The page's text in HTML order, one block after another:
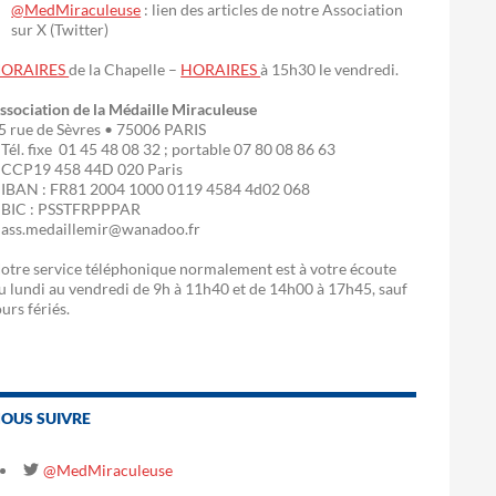
@MedMiraculeuse : lien des articles de notre Association
sur X (Twitter)
de la Chapelle – HORAIRESà 15h30 le vendredi.
de la Médaille Miraculeuse
rue de Sèvres • 75006 PARIS
fixe 01 45 48 08 32 ; portable 07 80 08 86 63
458 44D 020 Paris
: FR81 2004 1000 0119 4584 4d02 068
: PSSTFRPPPAR
service téléphonique normalement est à votre écoute
lundi au vendredi de 9h à 11h40 et de 14h00 à 17h45, sauf
fériés.
SUIVRE
@MedMiraculeuse